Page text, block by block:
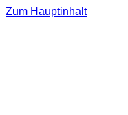
Zum Hauptinhalt